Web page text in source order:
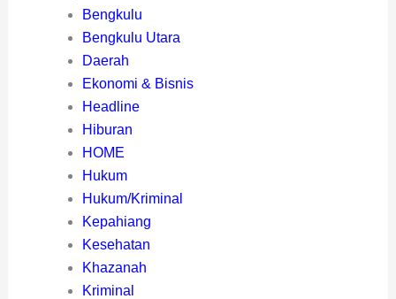
Bengkulu
Bengkulu Utara
Daerah
Ekonomi & Bisnis
Headline
Hiburan
HOME
Hukum
Hukum/Kriminal
Kepahiang
Kesehatan
Khazanah
Kriminal